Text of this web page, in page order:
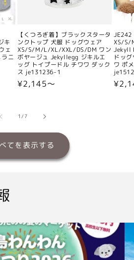
キ
ェ
ニ
【くつろぎ着】ブラックスタータ
ンクトップ 犬服 ドッグウェア
XS/S/M/L/XL/XXL/DS/DM ワン
ボヤージュ Jekyllegg ジキルエ
ッグ トイプードル チワワ ダック
ス je131236-1
通
格
¥2,145〜
JE242
XS/S/
Jekyll
ドッ
ワ ポ
通
1/の
7
てを表示する